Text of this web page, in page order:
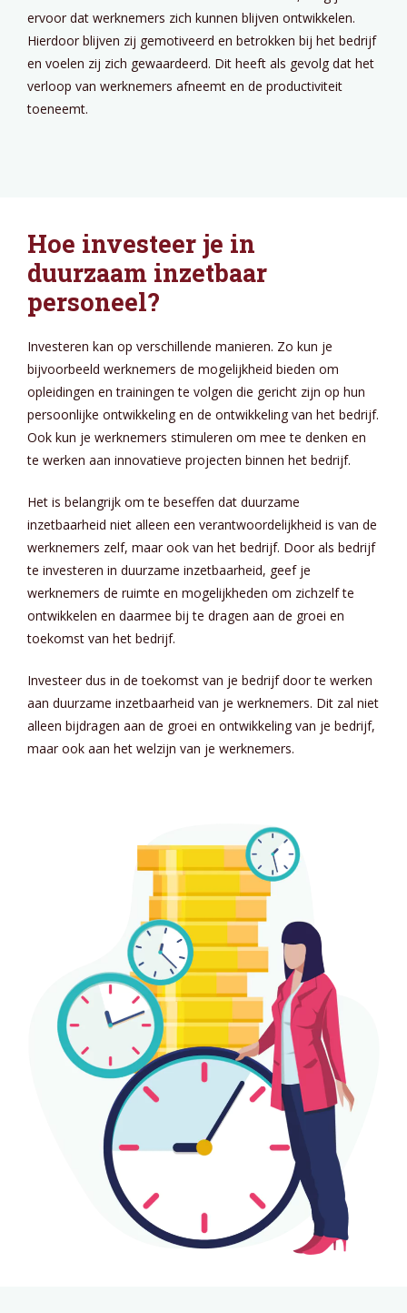
ervoor dat werknemers zich kunnen blijven ontwikkelen.
Hierdoor blijven zij gemotiveerd en betrokken bij het bedrijf
en voelen zij zich gewaardeerd. Dit heeft als gevolg dat het
verloop van werknemers afneemt en de productiviteit
toeneemt.
Hoe investeer je in
duurzaam inzetbaar
personeel?
Investeren kan op verschillende manieren. Zo kun je
bijvoorbeeld werknemers de mogelijkheid bieden om
opleidingen en trainingen te volgen die gericht zijn op hun
persoonlijke ontwikkeling en de ontwikkeling van het bedrijf.
Ook kun je werknemers stimuleren om mee te denken en
te werken aan innovatieve projecten binnen het bedrijf.
Het is belangrijk om te beseffen dat duurzame
inzetbaarheid niet alleen een verantwoordelijkheid is van de
werknemers zelf, maar ook van het bedrijf. Door als bedrijf
te investeren in duurzame inzetbaarheid, geef je
werknemers de ruimte en mogelijkheden om zichzelf te
ontwikkelen en daarmee bij te dragen aan de groei en
toekomst van het bedrijf.
Investeer dus in de toekomst van je bedrijf door te werken
aan duurzame inzetbaarheid van je werknemers. Dit zal niet
alleen bijdragen aan de groei en ontwikkeling van je bedrijf,
maar ook aan het welzijn van je werknemers.